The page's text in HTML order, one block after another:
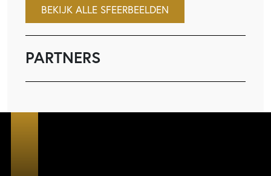
BEKIJK ALLE SFEERBEELDEN
PARTNERS